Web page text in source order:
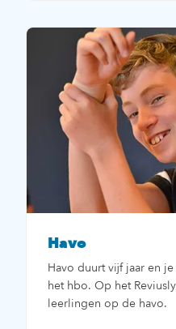
Havo
Havo duurt vijf jaar en
het hbo. Op het
leerlingen op de havo.